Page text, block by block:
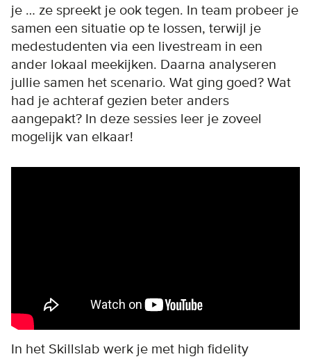
je … ze spreekt je ook tegen. In team probeer je
samen een situatie op te lossen, terwijl je
medestudenten via een livestream in een
ander lokaal meekijken. Daarna analyseren
jullie samen het scenario. Wat ging goed? Wat
had je achteraf gezien beter anders
aangepakt? In deze sessies leer je zoveel
mogelijk van elkaar!
In het Skillslab werk je met high fidelity